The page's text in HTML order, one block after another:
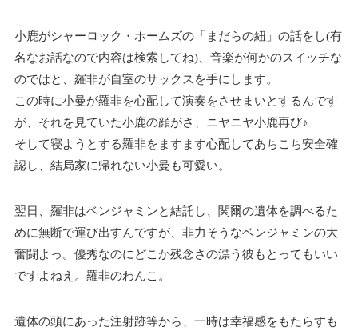
小鹿がシャーロック・ホームズの「まだらの紐」の話をし(有
名なお話なので内容は検索してね)、音楽が何かのスイッチな
のではと、羅非が自室のサックスを手にします。
この時に小曼が羅非を心配して演奏をさせまいとするんです
が、それを見ていた小鹿の顔がさ、ニヤニヤ小鹿再び♪
そして寝ようとする羅非をますます心配してあちこち安全確
認し、結局家に帰れない小曼も可愛い。
翌日、羅非はベンジャミンと結託し、関爾の遺体を調べるた
めに無断で運び出すんですが、非力そうなベンジャミンの大
奮闘よっ。優秀なのにどこか残念さの漂う彼もとってもいい
ですよねえ。羅非のわんこ。
遺体の頭にあった注射跡等から、一時は幸福感をもたらすも